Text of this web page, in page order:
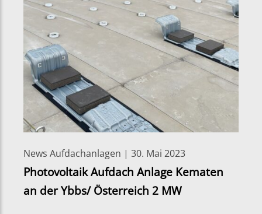
News Aufdachanlagen | 30. Mai 2023
Photovoltaik Aufdach Anlage Kematen
an der Ybbs/ Österreich 2 MW